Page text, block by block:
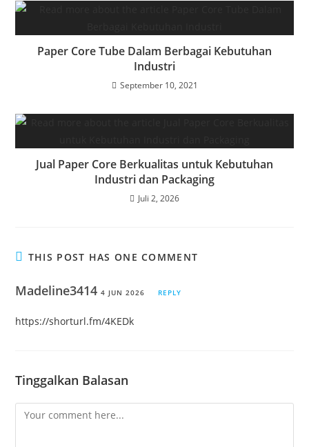
Paper Core Tube Dalam Berbagai Kebutuhan
Industri
September 10, 2021
Jual Paper Core Berkualitas untuk Kebutuhan
Industri dan Packaging
Juli 2, 2026
THIS POST HAS ONE COMMENT
Madeline34144 JUN 2026 REPLY
https://shorturl.fm/4KEDk
Tinggalkan Balasan